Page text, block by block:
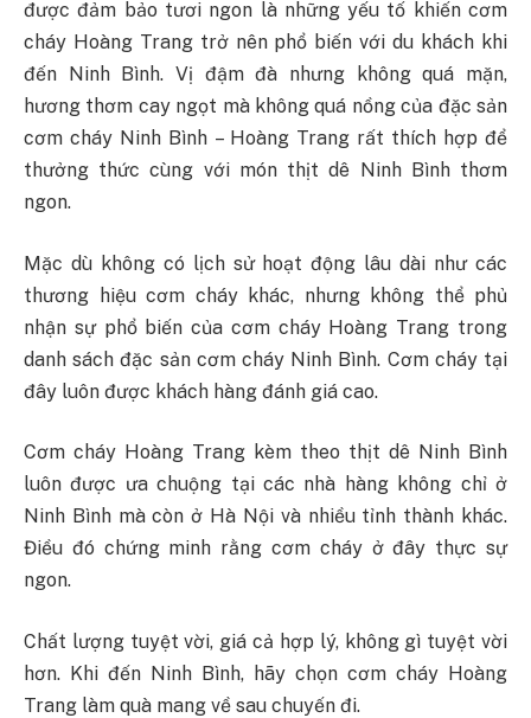
được đảm bảo tươi ngon là những yếu tố khiến cơm
cháy Hoàng Trang trở nên phổ biến với du khách khi
đến Ninh Bình. Vị đậm đà nhưng không quá mặn,
hương thơm cay ngọt mà không quá nồng của đặc sản
cơm cháy Ninh Bình – Hoàng Trang rất thích hợp để
thưởng thức cùng với món thịt dê Ninh Bình thơm
ngon.
Mặc dù không có lịch sử hoạt động lâu dài như các
thương hiệu cơm cháy khác, nhưng không thể phủ
nhận sự phổ biến của cơm cháy Hoàng Trang trong
danh sách đặc sản cơm cháy Ninh Bình. Cơm cháy tại
đây luôn được khách hàng đánh giá cao.
Cơm cháy Hoàng Trang kèm theo thịt dê Ninh Bình
luôn được ưa chuộng tại các nhà hàng không chỉ ở
Ninh Bình mà còn ở Hà Nội và nhiều tỉnh thành khác.
Điều đó chứng minh rằng cơm cháy ở đây thực sự
ngon.
Chất lượng tuyệt vời, giá cả hợp lý, không gì tuyệt vời
hơn. Khi đến Ninh Bình, hãy chọn cơm cháy Hoàng
Trang làm quà mang về sau chuyến đi.